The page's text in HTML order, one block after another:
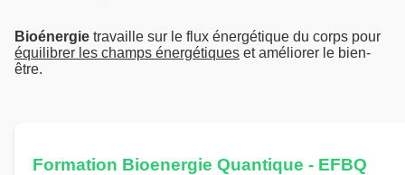
Bioénergie travaille sur le flux énergétique du corps pour
équilibrer les champs énergétiques et améliorer le bien-
être.
Formation Bioenergie Quantique - EFBQ